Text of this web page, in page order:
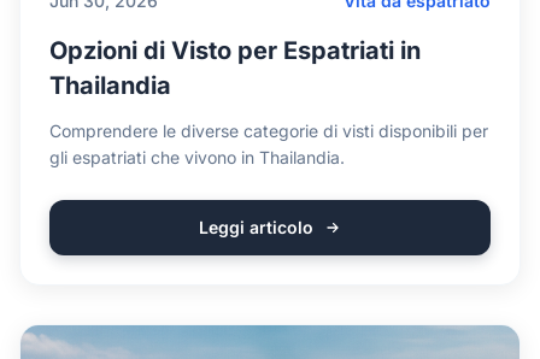
Opzioni di Visto per Espatriati in
Thailandia
Comprendere le diverse categorie di visti disponibili per
gli espatriati che vivono in Thailandia.
Leggi articolo